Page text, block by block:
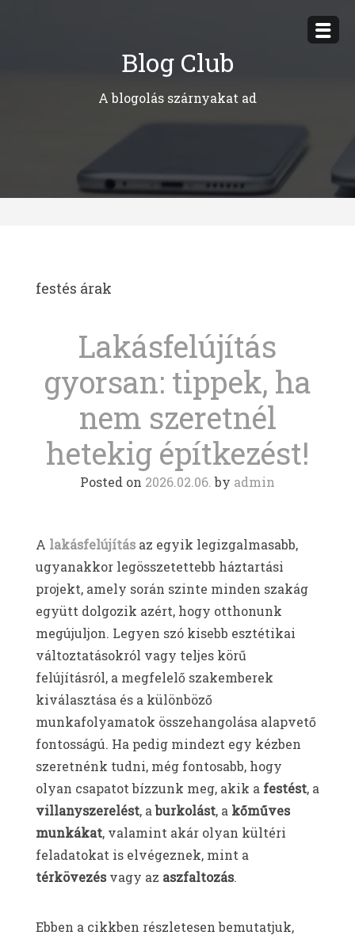
Blog Club
A blogolás szárnyakat ad
festés árak
Lakásfelújítás
gyorsan: tippek, ha
nem szeretnél
hetekig építkezést!
Posted on 2026.02.06. by admin
A lakásfelújítás az egyik legizgalmasabb,
ugyanakkor legösszetettebb háztartási
projekt, amely során szinte minden szakág
együtt dolgozik azért, hogy otthonunk
megújuljon. Legyen szó kisebb esztétikai
változtatásokról vagy teljes körű
felújításról, a megfelelő szakemberek
kiválasztása és a különböző
munkafolyamatok összehangolása alapvető
fontosságú. Ha pedig mindezt egy kézben
szeretnénk tudni, még fontosabb, hogy
olyan csapatot bízzunk meg, akik a festést, a
villanyszerelést, aburkolást, a kőműves
munkákat, valamint akár olyan kültéri
feladatokat is elvégeznek, mint a
térkövezés vagy az aszfaltozás.
Ebben a cikkben részletesen bemutatjuk,